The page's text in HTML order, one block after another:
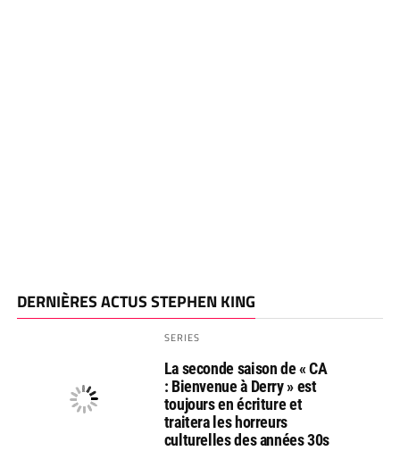
DERNIÈRES ACTUS STEPHEN KING
SERIES
La seconde saison de « CA
: Bienvenue à Derry » est
toujours en écriture et
traitera les horreurs
culturelles des années 30s